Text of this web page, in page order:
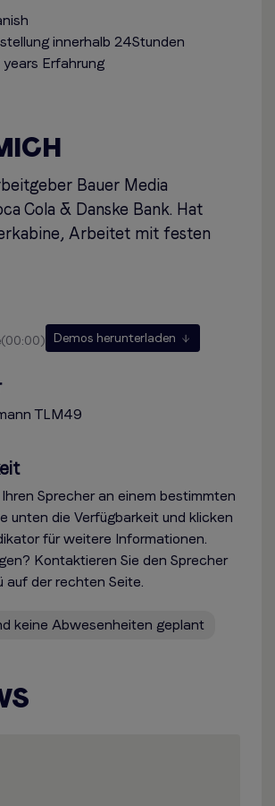
innerhalb 24Stunden
years Erfahrung
Bauer Media
Cola & Danske Bank. Hat
Arbeitet mit festen
00:00 Demos herunterladen
TLM49
Sprecher an einem bestimmten
unten die Verfügbarkeit und klicken
für weitere Informationen.
Kontaktieren Sie den Sprecher
auf der rechten Seite.
keine Abwesenheiten geplant